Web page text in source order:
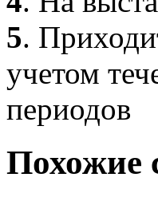
5.
учетом
периодов
Похожие